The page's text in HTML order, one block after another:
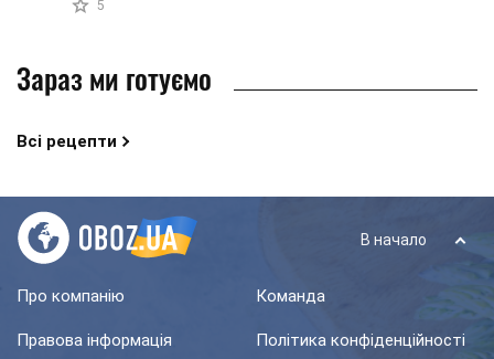
5
Зараз ми готуємо
Всі рецепти
В начало
Про компанію Команда
Правова інформація Політика конфіденційності